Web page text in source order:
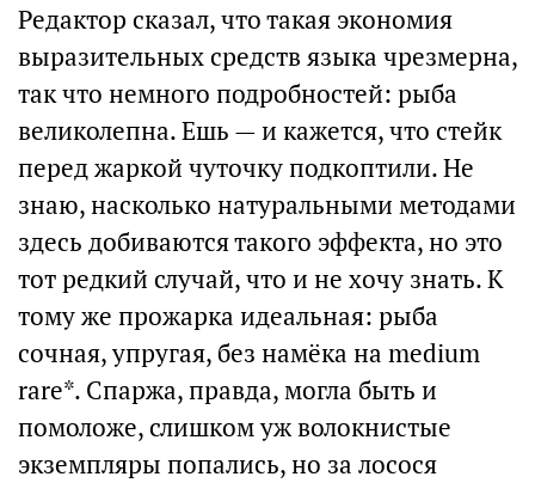
Редактор сказал, что такая экономия
выразительных средств языка чрезмерна,
так что немного подробностей: рыба
великолепна. Ешь — и кажется, что стейк
перед жаркой чуточку подкоптили. Не
знаю, насколько натуральными методами
здесь добиваются такого эффекта, но это
тот редкий случай, что и не хочу знать. К
тому же прожарка идеальная: рыба
сочная, упругая, без намёка на medium
rare*. Спаржа, правда, могла быть и
помоложе, слишком уж волокнистые
экземпляры попались, но за лосося